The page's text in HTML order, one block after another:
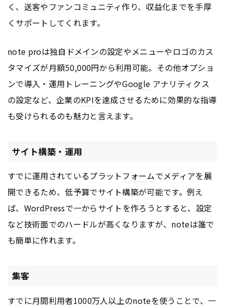
く、送客やファンコミュニティ作り、収益化までを手厚
くサポートしてくれます。
note proは独自 ドメインの設定やメニューやロゴのカス
タマイズが月額50,000円から利用可能。その他オプショ
ンで導入・運用トレーニングやGoogle アナリティクス
の設定など、企業のKPIを達成させるために効果的な指導
も受けられるのも魅力と言えます。
サイト構築・運用
すでに運用されているプラットフォームでメディアを展
開できるため、低予算でサイト構築が可能です。例え
ば、 WordPressで一からサイトを作ろうとすると、設定
など技術面でのハードルが高くなりますが、noteは誰で
も簡単に作れます。
集客
すでに月間利用者1000万人以上のnoteを使うことで、一